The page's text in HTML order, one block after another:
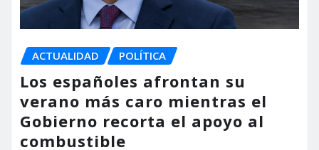
ACTUALIDAD POLÍTICA
Los españoles afrontan su
verano más caro mientras el
Gobierno recorta el apoyo al
combustible